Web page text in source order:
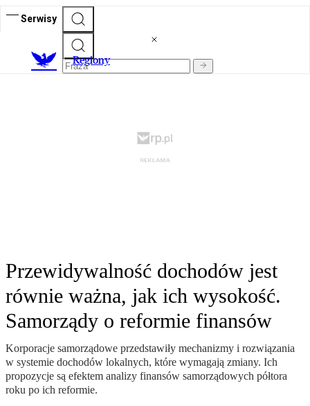
Serwisy
Regiony
Przewidywalność dochodów jest
równie ważna, jak ich wysokość.
Samorządy o reformie finansów
Korporacje samorządowe przedstawiły mechanizmy i rozwiązania
w systemie dochodów lokalnych, które wymagają zmiany. Ich
propozycje są efektem analizy finansów samorządowych półtora
roku po ich reformie.